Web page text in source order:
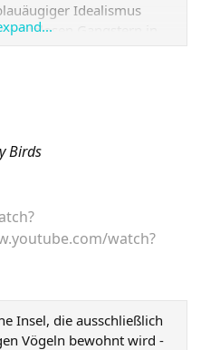
Idealismus
Gangstern in
seines neuen
gehört zu einer
Banken ausrauben.
verlangt, fassen die
Plan: sie
von den Kollegen,
einzig dafür muss ein
scheint das perfekte
Birds
watch?
Insel, die ausschließlich
Vögeln bewohnt wird -